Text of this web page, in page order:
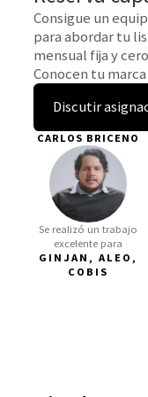
Consigue un
para abordar tu
mensual fija y
Conocen tu
Discutir
CARLOS BRICENO
Se realizó un trabajo
excelente para
GINJAN, ALEO,
COBIS